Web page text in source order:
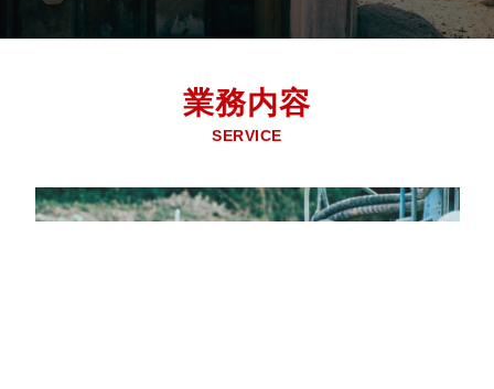
業務内容
SERVICE